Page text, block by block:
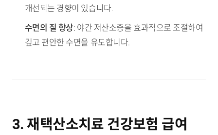
개선되는 경향이 있습니다.
수면의 질 향상: 야간 저산소증을 효과적으로 조절하여
깊고 편안한 수면을 유도합니다.
3. 재택산소치료 건강보험 급여